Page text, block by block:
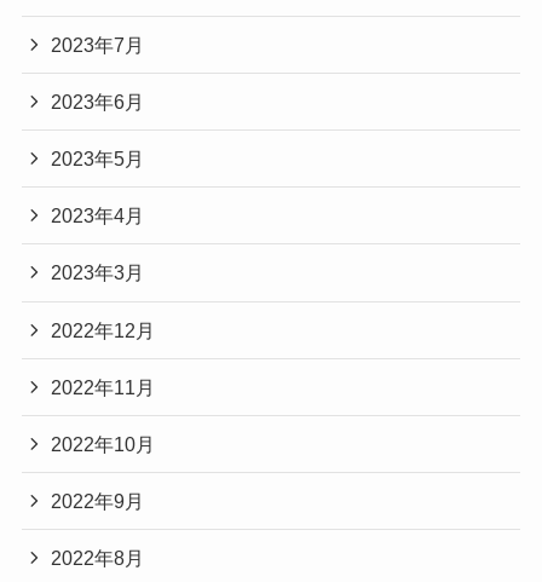
2023年7月
2023年6月
2023年5月
2023年4月
2023年3月
2022年12月
2022年11月
2022年10月
2022年9月
2022年8月